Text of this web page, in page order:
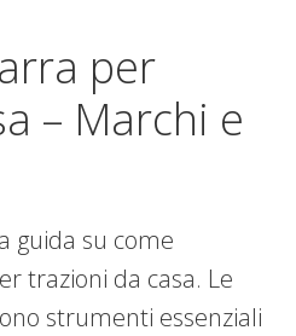
per
– Marchi e
guida su come
trazioni da casa. Le
strumenti essenziali